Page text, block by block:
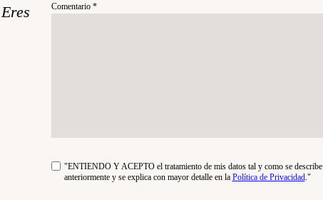
Comentario *
"ENTIENDO Y ACEPTO el tratamiento de mis datos tal y como se describe
anteriormente y se explica con mayor detalle en la Política de Privacidad."